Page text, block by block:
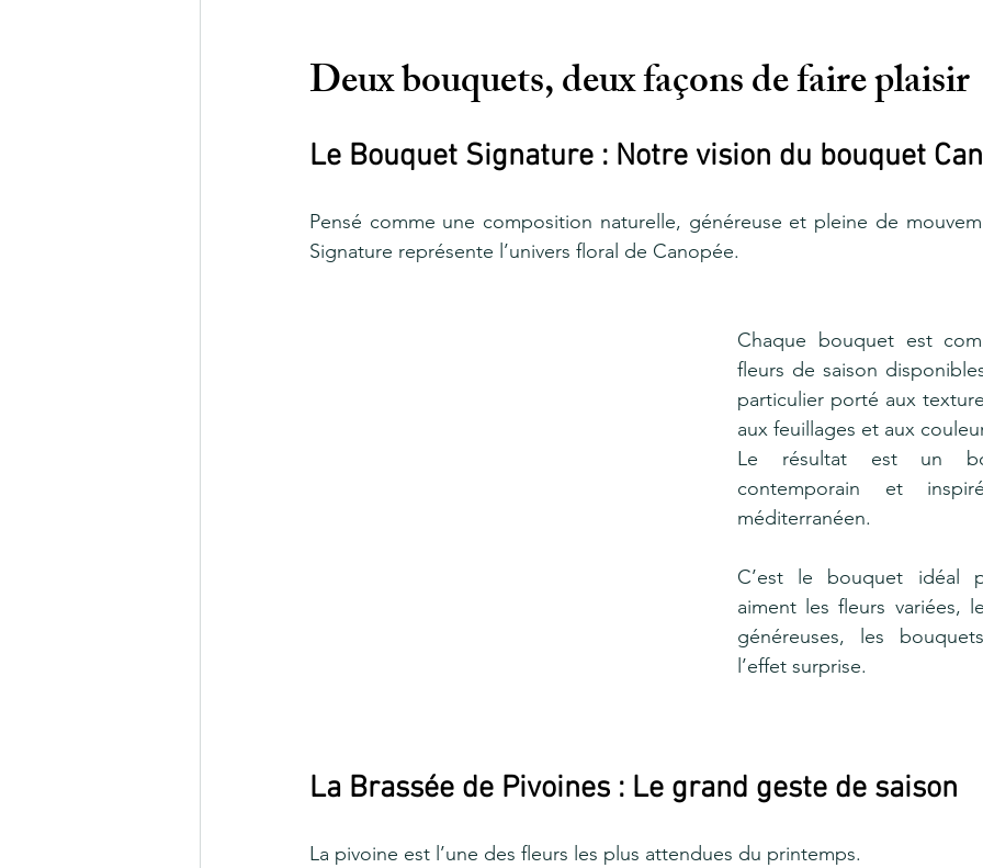
Deux bouquets, deux façons de faire plaisir
Le Bouquet Signature : Notre vision du bouquet
Pensé comme une composition naturelle, généreuse et pleine de
Signature représente l’univers floral de Canopée.
Chaque bouquet est
fleurs de saison
particulier porté aux
aux feuillages et aux
Le résultat est un
contemporain et
méditerranéen.
C’est le bouquet idéal
aiment les fleurs variées,
généreuses, les
l’effet surprise.
La Brassée de Pivoines : Le grand geste de saison
La pivoine est l’une des fleurs les plus attendues du printemps.